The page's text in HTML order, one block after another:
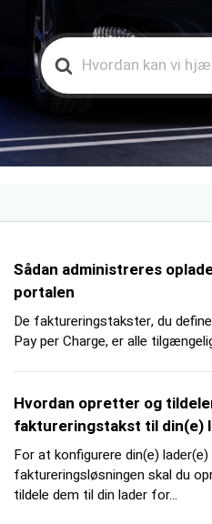
Search
For
Sådan administreres
portalen
De faktureringstakster, du
Pay per Charge, er alle
Hvordan opretter og
faktureringstakst til din(e)
For at konfigurere din(e)
faktureringsløsningen skal du
tildele dem til din lader for...